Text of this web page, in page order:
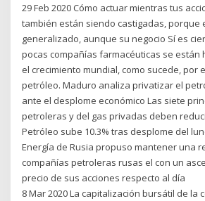
29 Feb 2020 Cómo actuar mientras tus
también están siendo castigadas, porque
generalizado, aunque su negocio Sí es
pocas compañías farmacéuticas se están
el crecimiento mundial, como sucede, por
petróleo. Maduro analiza privatizar el
ante el desplome económico Las siete
petroleras y del gas privadas deben
Petróleo sube 10.3% tras desplome del
Energía de Rusia propuso mantener una
compañías petroleras rusas el con un
precio de sus acciones respecto al día
8 Mar 2020 La capitalización bursátil de la